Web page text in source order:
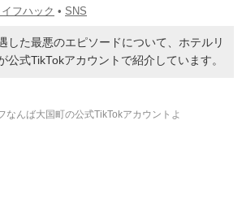
イフハック • SNS
した最悪のエピソードについて、ホテルリ
公式TikTokアカウントで紹介しています。
なんば大国町の公式TikTokアカウントよ